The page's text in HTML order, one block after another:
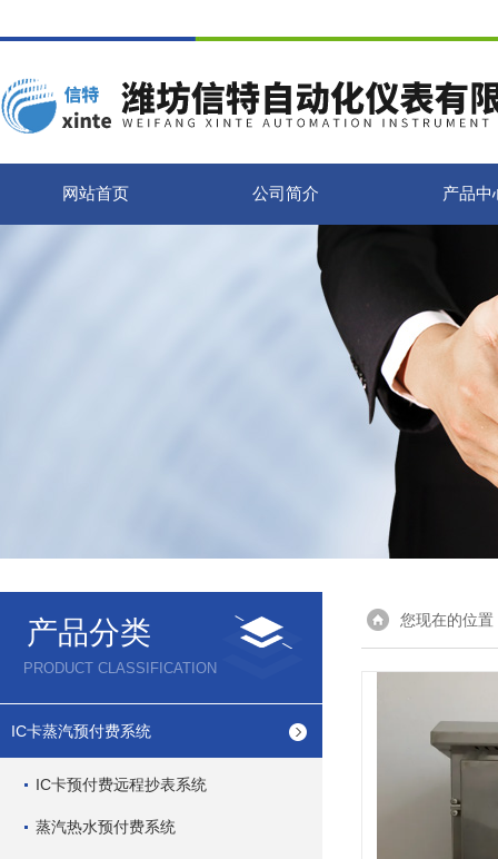
网站首页 公司简介 产品中
产品分类
PRODUCT CLASSIFICATION
IC卡蒸汽预付费系统
IC卡预付费远程抄表系统
蒸汽热水预付费系统
您现在的位置